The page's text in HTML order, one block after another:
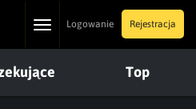
ToggleLogowanie Rejestracja
Top